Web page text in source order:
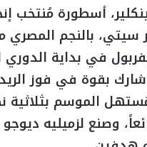
أسطورة مُنتخب
سيتي، بالنجم المصري
في بداية الدوري
بقوة في فوز
الموسم بثلاثية
وصنع لزميليه ديوجو